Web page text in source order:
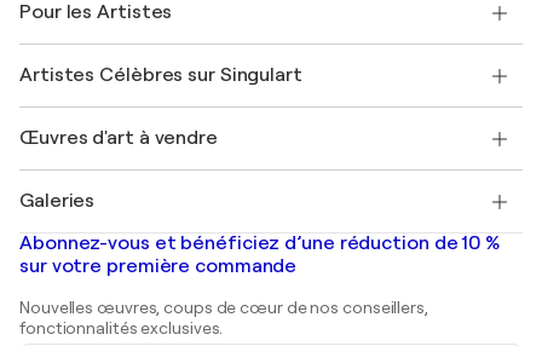
Offrir une carte cadeau
Rejoignez notre programme commercial
Mon compte
+33 1 76 44 06 42
FAQ
Magazine Singulart
Emplois
Découvrez une sélection d'art original
Pour les Artistes
Se connecter en tant qu'Artiste
Artistes Célèbres sur Singulart
Marc Chagall
Banksy
Mr. Brainwash
Shepard Fairey
Œuvres d'art à vendre
Tableaux abstraits à vendre
Peintures de paysage
Estampes
Peintures acryliques
Galeries
Galeries d'art en France
Galeries d'art en Belgique
Abonnez-vous et bénéficiez d’une réduction de 10 %
sur votre première commande
Nouvelles œuvres, coups de cœur de nos conseillers,
fonctionnalités exclusives.